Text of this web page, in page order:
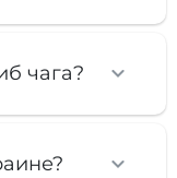
чага?